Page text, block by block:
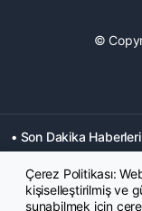
©
• Son Dakika Haberleri
• Memurlar Haberleri
• Ekonomi Haberleri
• Yaşam Haberleri
Çerez Politikası:
kişiselleştirilmiş ve
sunabilmek için